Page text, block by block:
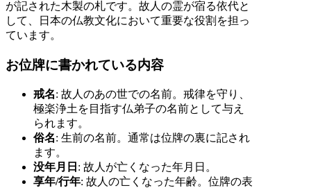
が記された木製の札です。故人の霊が宿る依代と
して、日本の仏教文化において重要な役割を担っ
ています。
お位牌に書かれている内容
戒名: 故人のあの世での名前。戒律を守り、
極楽浄土を目指す仏弟子の名前として与え
られます。
俗名: 生前の名前。通常は位牌の裏に記され
ます。
没年月日 : 故人が亡くなった年月日。
享年/行年: 故人の亡くなった年齢。位牌の表